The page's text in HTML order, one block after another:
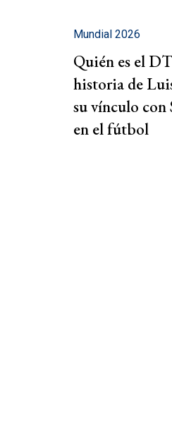
Mundial 2026
Quién es el
historia de
su vínculo con
en el fútbol